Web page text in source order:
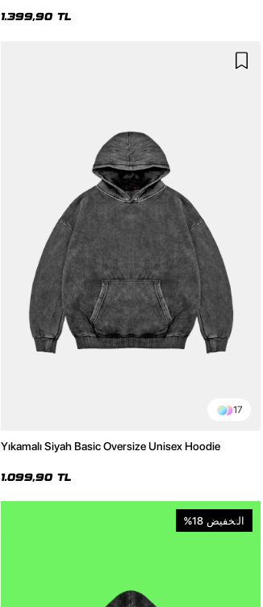
1.399,90 TL
17
Yıkamalı Siyah Basic Oversize Unisex Hoodie
1.099,90 TL
%18 التخفيض